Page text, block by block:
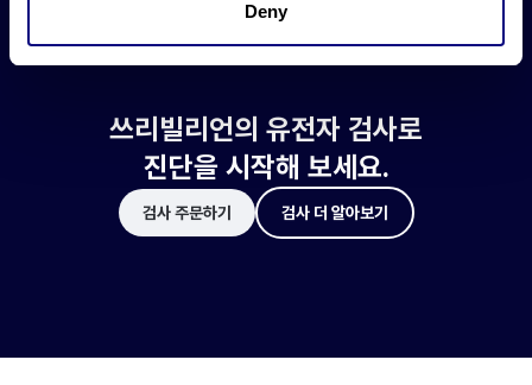
Deny
쓰리빌리언의 유전자 검사로
진단을 시작해 보세요.
검사 주문하기 검사 더 알아보기